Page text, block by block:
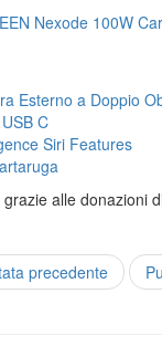
Nexode 100W
Esterno a Doppio
C
Siri Features
alle donazioni
precedente